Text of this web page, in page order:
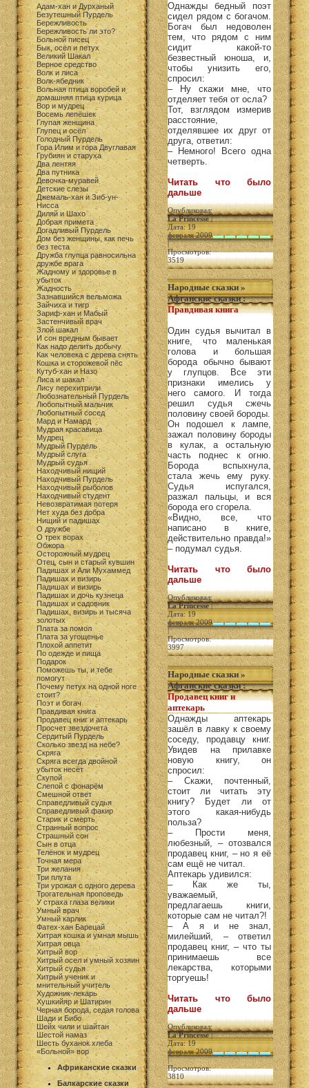
Адам-хан и Дурханый
Безутешный Пурдель
Бережливость
Бережливость ли это?
Больной писец
Бык, осёл и петух
Великий Шакал
Верное средство
Волк и лиса
Волк-ябедник
Вольная птица воробей и
домашняя птица курица
Вор и мудрец
Восемь лепёшек
Глупая женщина
Глупец и осёл
Голодный Пурдель
Гора Илим и гора Двуглавая
Грубиян и старуха
Два лентяя
Два путника
Девочка-муравей
Детские слезы
Джемаль-хан и Зиб-ун-
Нисса
Диляй и Шахо
Добрая примета
Догадливый Пурдель
Дом без женщины, как печь
без теста
Дружба глупца равносильна
дружбе врага
Жадному и здоровье в
убыток
Жадность
Зазнавшийся вельможа
Зайчиха и тигр
Зариф-хан и Мабый
Застенчивый врач
Злой шакал
И сон вредным бывает
Как надо делить добычу
Как человека с дерева снять
Кошка и сторожевой пёс
Кутуб-хан и Назо
Лиса и шакал
Лису перехитрили
Любознательный Пурдель
Любопытный мальчик
Любопытный сосед
Мард и Намард
Мудрая красавица
Мудрец
Мудрый Пурдель
Мудрый слуга
Мудрый судья
Находчивый нищий
Находчивый Пурдель
Находчивый рыболов
Находчивый студент
Невозвратимая потеря
Нет худа без добра
Нищий и падишах
О дружбе
О трех ворах
Обжора
Осторожный мудрец
Отец, сын и старый кувшин
Падишах и Али Мухаммед
Падишах и визирь
Падишах и визирь
Падишах и дочь кузнеца
Падишах и садовник
Падишах, визирь и тысяча
золотых
Плата за помол
Плата за угощенье
Плохой аппетит
По одежде и пища
Подарок
Поможешь ты, и тебе
помогут
Почему петух на одной ноге
стоит?
Поэт и богач
Правдивая книга
Продавец книг и аптекарь
Просчет звездочета
Сердитый Пурдель
Сколько звезд на небе?
Скряга
Скряга всегда двойной
убыток несёт
Скупой
Слепой с фонарём
Смешной ответ
Справедливый судья
Справедливый факир
Старик и смерть
Странный вопрос
Страшный сон
Сын в отца
Телёнок и мудрец
Точная мера
Три желания
Три плута
Три урожая с одного дерева
Трогательная проповедь
У страха глаза велики
Умный врач
Умный карлик
Фатех-хан Барецай
Хитрая кошка и умная мышь
Хитрая овца
Хитрый вор
Хитрый осел и умный хозяин
Хитрый судья
Хитрый ученик и
мнительный учитель
Художник-лекарь
Хушкийяр и Шатирин
Черная борода, седая голова
Шади и Бибо
Шейх чили и шайтан
Шестой намаз
Шесть буханок хлеба
«Больной» вор
Африканские сказки
Балкарские сказки
Однажды бедный поэт
сидел рядом с богачом.
Богач был недоволен
тем, что рядом с ним
сидит какой-то
безвестный юноша, и,
чтобы унизить его,
спросил:
– Ну скажи мне, что
отделяет тебя от осла?
Тот, взглядом измерив
расстояние,
отделявшее их друг от
друга, ответил:
– Немного! Всего одна
четверть.
Читать что было
дальше
Опубликовал:
La Princesse|
Дата: 19
февраля 2009
|
Просмотров:
3519
Народные сказки »
Афганские сказки:
Правдивая книга
Один судья вычитал в
книге, что маленькая
голова и большая
борода обычно бывают
у глупцов. Все эти
признаки имелись у
него самого. И тогда
решил судья сжечь
половину своей бороды.
Он подошел к лампе,
зажал половину бороды
в кулак, а остальную
часть поднес к огню.
Борода вспыхнула,
стала жечь ему руку.
Судья испугался,
разжал пальцы, и вся
борода его сгорела.
«Видно, все, что
написано в книге,
действительно правда!»
– подумал судья.
Читать что было
дальше
Опубликовал:
La Princesse|
Дата: 19
февраля 2009
|
Просмотров:
3997
Народные сказки »
Афганские сказки:
Продавец книг и
аптекарь
Однажды аптекарь
зашёл в лавку к своему
соседу, продавцу книг.
Увидев на прилавке
новую книгу, он
спросил:
– Скажи, почтенный,
стоит ли читать эту
книгу? Будет ли от
этого какая-нибудь
польза?
– Прости меня,
любезный, – отозвался
продавец книг, – но я её
сам ещё не читал.
Аптекарь удивился:
– Как же ты,
уважаемый,
предлагаешь книги,
которые сам не читал?!
– А я и не знал,
милейший, – ответил
продавец книг, – что ты
принимаешь все
лекарства, которыми
торгуешь!
Читать что было
дальше
Опубликовал:
La Princesse|
Дата: 19
февраля 2009
|
Просмотров:
3810